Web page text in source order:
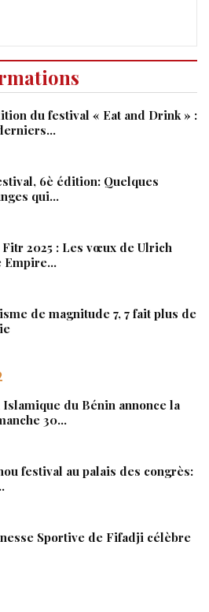
du festival « Eat and Drink » :
6è édition: Quelques
qui…
2025 : Les vœux de Ulrich
Empire…
de magnitude 7, 7 fait plus de
Islamique du Bénin annonce la
30…
festival au palais des congrès:
Sportive de Fifadji célèbre